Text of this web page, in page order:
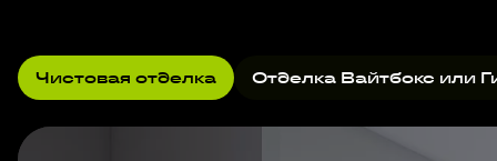
Чистовая отделка Отделка Вайтбокс или